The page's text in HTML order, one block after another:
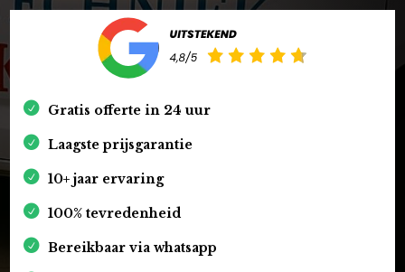
Gratis offerte in 24 uur
Laagste prijsgarantie
10+ jaar ervaring
100% tevredenheid
Bereikbaar via whatsapp